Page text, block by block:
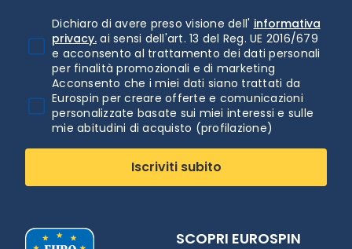
Dichiaro di avere preso visione dell' informativa
privacy. ai sensi dell'art. 13 del Reg. UE 2016/679
e acconsento al trattamento dei dati personali
per finalità promozionali e di marketing
Acconsento che i miei dati siano trattati da
Eurospin per creare offerte e comunicazioni
personalizzate basate sui miei interessi e sulle
mie abitudini di acquisto (profilazione)
Iscriviti subito
SCOPRI EUROSPIN